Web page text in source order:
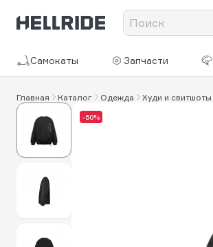
Самокаты Запчасти
Главная Каталог Одежда Худи и свитшоты
-50%